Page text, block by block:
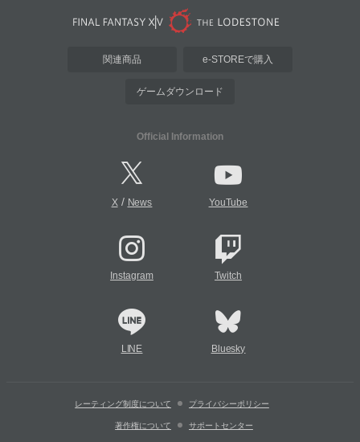
関連商品 e-STOREで購入
ゲームダウンロード
Official Information
X/ News YouTube
Instagram Twitch
LINE Bluesky
レーティング制度について プライバシーポリシー
著作権について サポートセンター